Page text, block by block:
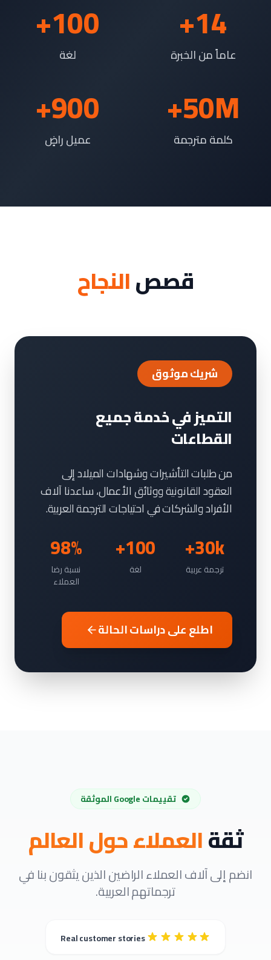
14
+
عاماً من الخبرة
100
+
لغة
50M+
كلمة مترجمة
900
+
عميل راضٍ
قصصالنجاح
شريك موثوق
التميز في خدمة جميع
القطاعات
من طلبات التأشيرات وشهادات الميلاد إلى
العقود القانونية ووثائق الأعمال، ساعدنا آلاف
الأفراد والشركات في احتياجات الترجمة العربية.
30k+
ترجمة عربية
100+
لغة
98%
نسبة رضا
العملاء
اطلع على دراسات الحالة
تقييمات Google الموثقة
ثقةالعملاء حول العالم
انضم إلى آلاف العملاء الراضين الذين يثقون بنا في
ترجماتهم العربية.
Real customer stories